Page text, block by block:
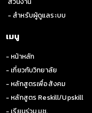
- สำหรับผู้ดูแลระบบ
เมนู
- หน้าหลัก
- เกี่ยวกับวิทยาลัย
- หลักสูตรเพื่อสังคม
- หลักสูตร Reskill/Upskill